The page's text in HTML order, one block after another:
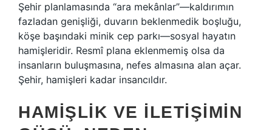
Şehir planlamasında “ara mekânlar”—kaldırımın
fazladan genişliği, duvarın beklenmedik boşluğu,
köşe başındaki minik cep parkı—sosyal hayatın
hamişleridir. Resmî plana eklenmemiş olsa da
insanların buluşmasına, nefes almasına alan açar.
Şehir, hamişleri kadar insancıldır.
HAMIŞLIK VE İLETIŞIMIN